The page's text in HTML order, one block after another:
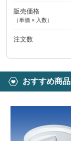
販売価格
（単価 × 入数）
注文数
おすすめ商品